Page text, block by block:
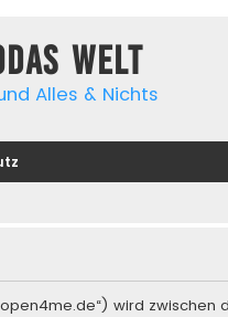
Welt
Alles & Nichts
wird